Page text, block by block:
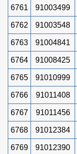
6761 91003499
6762 91003548
6763 91004841
6764 91008425
6765 91010999
6766 91011408
6767 91011456
6768 91012384
6769 91012390